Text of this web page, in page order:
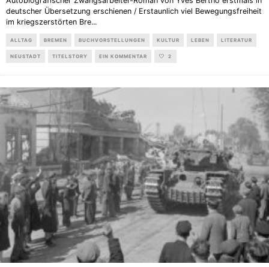
deutscher Übersetzung erschienen / Erstaunlich viel Bewegungsfreiheit
im kriegszerstörten Bre...
ALLTAG BREMEN BUCHVORSTELLUNGEN KULTUR LEBEN LITERATUR
NEUSTADT TITELSTORY EIN KOMMENTAR 2